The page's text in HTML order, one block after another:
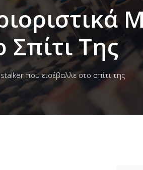
Της
που εισέβαλλε στο σπίτι της